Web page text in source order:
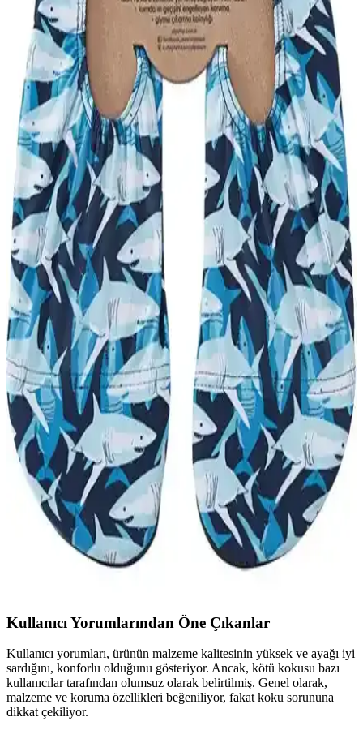
şekilde karşılaştırılıyor. Kullanıcı yorumları ve özellikler analiz
edilerek en uygun tercih belirleniyor.
Slipstop Navy ve Slipstop Texas Kayırmaz Deniz
Ayakkabısı Karşılaştırması
İki farklı deniz ayakkabısı modeli Slipstop Navy ve Texas'in
özellikleri, kullanıcı yorumları ve performansları detaylı
karşılaştırmasıyla ihtiyaçlarınıza en uygun seçimi yapın.
Emek Lastik ve Microcase Deniz Ayakkabıları
Karşılaştırması: Özellikler ve Kullanıcı Yorumları
İki popüler deniz ayakkabısı olan Emek Lastik ve Microcase
ürünlerinin özellikleri, kullanıcı yorumları ve avantajlarıyla detaylı
karşılaştırması, doğru seçim yapmanıza yardımcı olur.
Slipstop Goldfish ve Texas Çocuk Deniz
Ayakkabıları Karşılaştırması
İki popüler çocuk deniz ayakkabısı Slipstop Goldfish ve Texas'ın
özellikleri, kullanıcı yorumları ve performanslarıyla karşılaştırması,
güvenlik ve konfor odaklı detaylar içerir.
Yongtai Erkek Deniz Plaj Yüzme Ayakkabısı ve
Buyfun Trekking Ayakkabısı Karşılaştırması
Yongtai deniz ayakkabısı ve Buyfun trekking ayakkabısı, farklı
kullanım alanları ve özellikleriyle öne çıkıyor. Malzeme, konfor ve
dayanıklılık açısından karşılaştırma yapılarak, kullanıcı geri
bildirimleriyle detaylandırıldı.
Slipstop Jack ve Navy Kaydırmaz Deniz Ayakkabısı
Karşılaştırması
Slipstop Jack ve Navy modellerinin özellikleri, kullanıcı yorumları
Kullanıcı Yorumlarından Öne Çıkanlar
Kullanıcı yorumları, ürünün malzeme kalitesinin yüksek ve ayağı iyi
sardığını, konforlu olduğunu gösteriyor. Ancak, kötü kokusu bazı
kullanıcılar tarafından olumsuz olarak belirtilmiş. Genel olarak,
malzeme ve koruma özellikleri beğeniliyor, fakat koku sorununa
dikkat çekiliyor.